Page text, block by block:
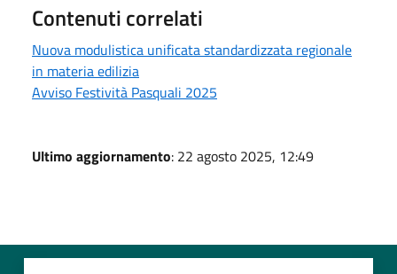
Contenuti correlati
Nuova modulistica unificata standardizzata regionale
in materia edilizia
Avviso Festività Pasquali 2025
Ultimo aggiornamento: 22 agosto 2025, 12:49